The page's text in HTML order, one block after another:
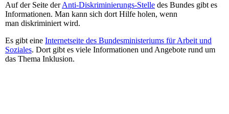
Auf der Seite derAnti-Diskriminierungs-Stelle des Bundes gibt es
Informationen. Man kann sich dort Hilfe holen, wenn
man diskriminiert wird.
Es gibt eine Internetseite des Bundesministeriums für Arbeit und
Soziales. Dort gibt es viele Informationen und Angebote rund um
das Thema Inklusion.